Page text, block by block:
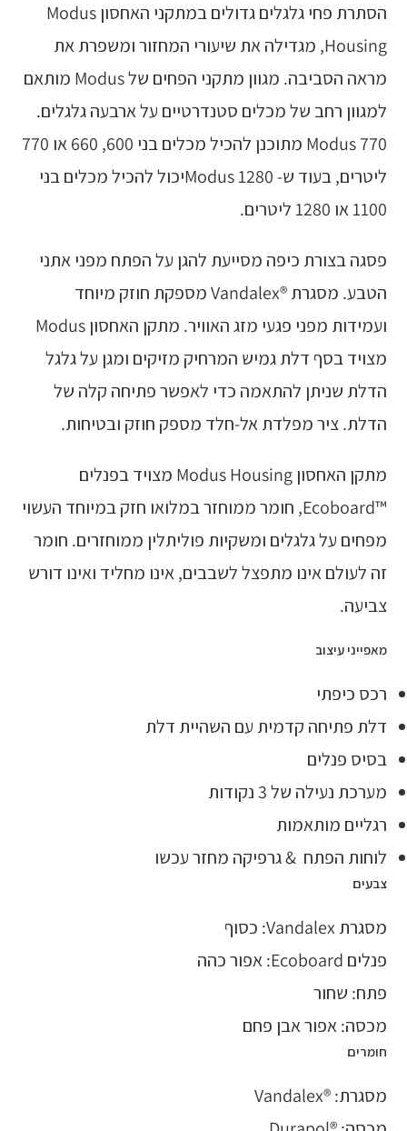
הסתרת פחי גלגלים גדולים במתקני האחסון Modus
Housing, מגדילה את שיעורי המחזור ומשפרת את
מראה הסביבה. מגוון מתקני הפחים של Modus מותאם
למגוון רחב של מכלים סטנדרטיים על ארבעה גלגלים.
Modus 770 מתוכנן להכיל מכלים בני 600, 660 או 770
ליטרים, בעוד ש- Modus 1280יכול להכיל מכלים בני
1100 או 1280 ליטרים.
פסגה בצורת כיפה מסייעת להגן על הפתח מפני אתני
הטבע. מסגרת ®Vandalex מספקת חוזק מיוחד
ועמידות מפני פגעי מזג האוויר. מתקן האחסון Modus
מצויד בסף דלת גמיש המרחיק מזיקים ומגן על גלגל
הדלת שניתן להתאמה כדי לאפשר פתיחה קלה של
הדלת. ציר מפלדת אל-חלד מספק חוזק ובטיחות.
מתקן האחסון Modus Housing מצויד בפנלים
™Ecoboard, חומר ממוחזר במלואו חזק במיוחד העשוי
מפחים על גלגלים ומשקיות פוליתלין ממוחזרים. חומר
זה לעולם אינו מתפצל לשבבים, אינו מחליד ואינו דורש
צביעה.
מאפייני עיצוב
רכס כיפתי
דלת פתיחה קדמית עם השהיית דלת
בסיס פנלים
מערכת נעילה של 3 נקודות
רגליים מותאמות
לוחות הפתח & גרפיקה מחזר עכשו
צבעים
מסגרת Vandalex: כסוף
פנלים Ecoboard: אפור כהה
פתח: שחור
מכסה: אפור אבן פחם
חומרים
מסגרת: ®Vandalex